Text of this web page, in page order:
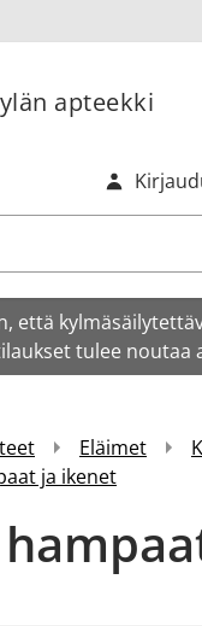
apteekki
että
tulee noutaa
Eläimet
ja ikenet